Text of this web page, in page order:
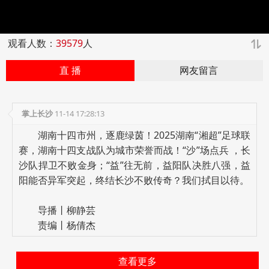
y
i
d
o
观看人数：39579人
直 播 网友留言
掌上长沙 11-14 17:28:13
湖南十四市州，逐鹿绿茵！2025湖南“湘超”足球联
赛，湖南十四支战队为城市荣誉而战！“沙”场点兵 ，长
沙队捍卫不败金身；“益”往无前，益阳队决胜八强，益
阳能否异军突起，终结长沙不败传奇？我们拭目以待。
导播丨柳静芸
责编丨杨倩杰
查看更多